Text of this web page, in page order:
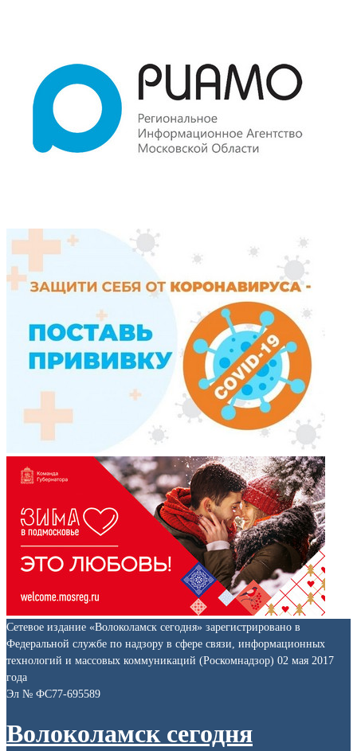
Сетевое издание «Волоколамск сегодня» зарегистрировано в
Федеральной службе по надзору в сфере связи, информационных
технологий и массовых коммуникаций (Роскомнадзор) 02 мая 2017
года
Эл № ФС77-695589
Волоколамск сегодня